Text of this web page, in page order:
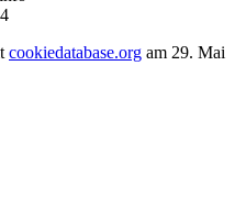
cookiedatabase.org am 29. Mai